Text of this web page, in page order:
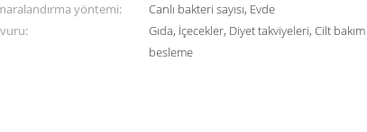
yöntemi:
Canlı bakteri sayısı, Evde
Gıda, İçecekler, Diyet takviyeleri, Cilt
besleme